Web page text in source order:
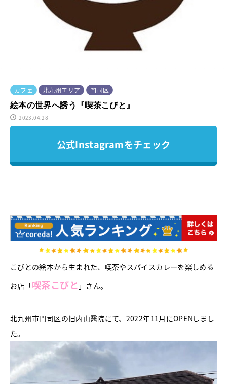
カフェ 北九州エリア
門司区
絵本の世界へ誘う『喫茶こびと』
2023.04.28
公式Instagramをチェック
こびとの絵本から生まれた、喫茶やスパイスカレーを楽しめる
お店「喫茶こびと 」さん。
北九州市門司区の旧内山醫院にて、2022年11月にOPENしまし
た。